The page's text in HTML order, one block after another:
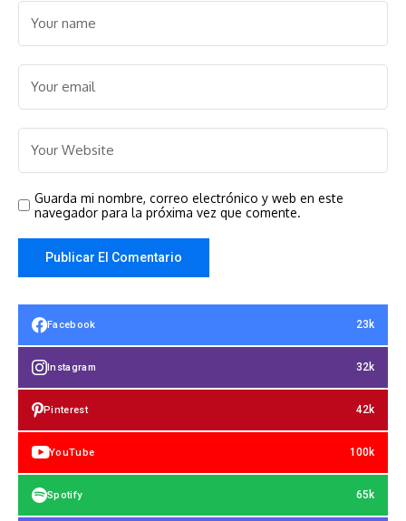
Guarda mi nombre, correo electrónico y web en este
navegador para la próxima vez que comente.
Facebook 23k
Instagram 32k
Pinterest 42k
YouTube 100k
Spotify 65k